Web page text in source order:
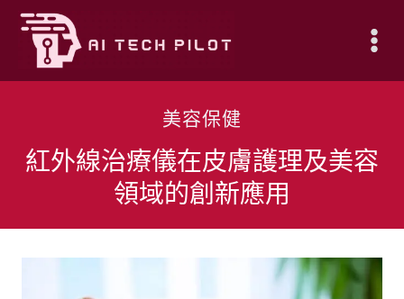
Skip
content
美容保健
紅外線治療儀在皮膚護理及美容
領域的創新應用